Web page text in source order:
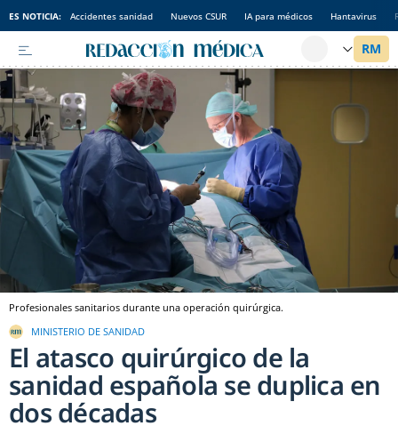
ES NOTICIA: Accidentes sanidad Nuevos CSUR IA para médicos Hantavirus
Profesionales sanitarios durante una operación quirúrgica.
MINISTERIO DE SANIDAD
El atasco quirúrgico de la
sanidad española se duplica en
dos décadas